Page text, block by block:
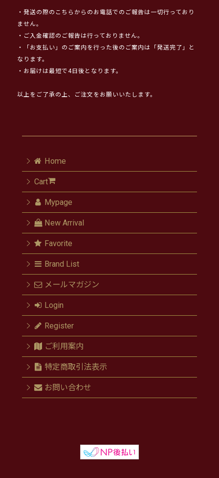
・発送の際のこちらからのお電話でのご報告は一切行っており
ません。
・ご入金確認のご報告は行っておりません。
・「お支払い」のご案内を行った後のご案内は「発送完了」と
なります。
・お届けは最短で4日後となります。
以上をご了承の上、ご注文をお願いいたします。
Home
Cart
Mypage
New Arrival
Favorite
Brand List
メールマガジン
Login
Register
ご利用案内
特定商取引法表示
お問い合わせ